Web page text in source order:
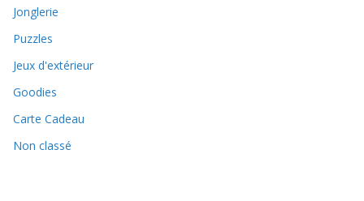
Jonglerie
Puzzles
Jeux d'extérieur
Goodies
Carte Cadeau
Non classé